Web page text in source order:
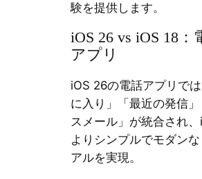
験を提供します。
iOS 26 vs iOS 18：
アプリ
iOS 26の電話アプリで
に入り」「最近の発信」
スメール」が統合され
よりシンプルでモダンな
アルを実現。